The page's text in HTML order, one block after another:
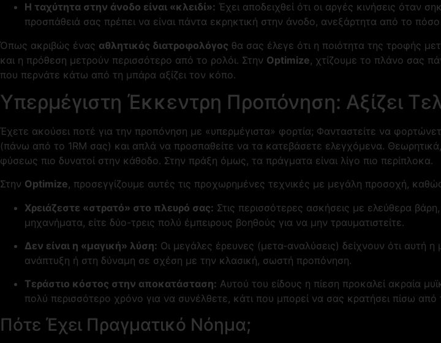
Η ταχύτητα στην άνοδο είναι «κλειδί»: Έχει αποδειχθεί ότι οι αργές κινήσεις
προσπάθειά σας πρέπει να είναι πάντα εκρηκτική στην άνοδο, ανεξάρτητα από το πόσο
Όπως ακριβώς ένας αθλητικός διατροφολόγος θα σας έλεγε ότι η ποιότητα της τροφής
και η πρόθεση μετρούν περισσότερο από το ρολόι. Στην Optimize, χτίζουμε το πλάνο σας
που περνάτε κάτω από τη μπάρα αξίζει τον κόπο.
Υπερμέγιστη Έκκεντρη Προπόνηση: Αξίζει
Έχετε ακούσει ποτέ για την προπόνηση με «υπερμέγιστα» φορτία; Φανταστείτε να
(πάνω από το 1RM σας) και απλά να προσπαθείτε να τα κατεβάσετε ελεγχόμενα.
φύσεως πιο δυνατοί στην κάθοδο. Στην πράξη όμως, τα πράγματα είναι λίγο πιο περίπλοκα.
Στην Optimize, προσεγγίζουμε αυτές τις προχωρημένες τεχνικές με μεγάλη προσοχή,
Χρειάζεστε «στρατό» στο πλευρό σας: Στις περισσότερες ασκήσεις με ελεύθερα
μηχανήματα, είτε δύο-τρεις πολύ έμπειρους βοηθούς για να μην τραυματιστείτε.
Δεν είναι η «μαγική» λύση: Οι μεγάλες έρευνες (μετα-αναλύσεις) δείχνουν ότι αυτή
ανάπτυξη ή στη δύναμη σε σχέση με την κλασική, σωστή προπόνηση.
Τεράστιο κόστος στην αποκατάσταση: Αυτού του είδους η πίεση προκαλεί ακραία
πολύ περισσότερο χρόνο για να συνέλθετε, κάτι που μπορεί να σας κρατήσει πίσω
Πότε Έχει Πραγματικό Νόημα;